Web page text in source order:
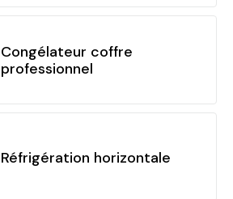
Congélateur coffre
professionnel
Réfrigération horizontale